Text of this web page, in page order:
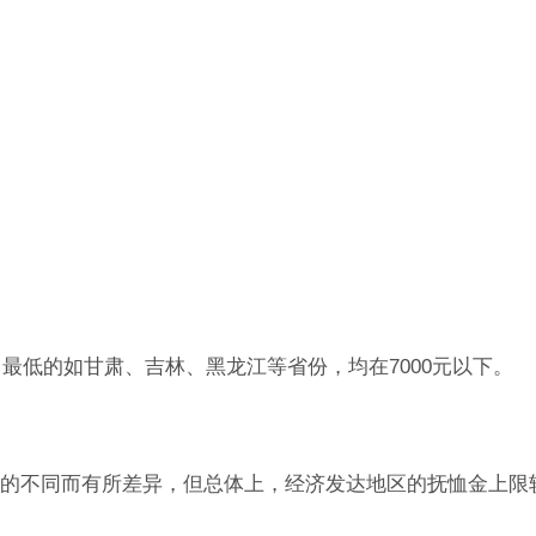
低的如甘肃、吉林、黑龙江等省份，均在7000元以下。
不同而有所差异，但总体上，经济发达地区的抚恤金上限